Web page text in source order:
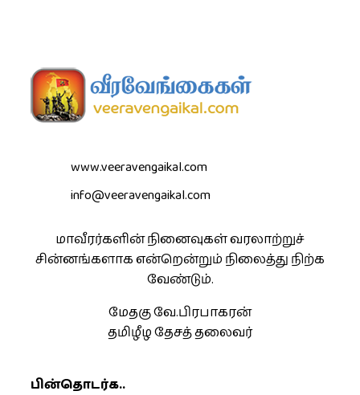
www.veeravengaikal.com
info@veeravengaikal.com
மாவீரர்களின் நினைவுகள் வரலாற்றுச்
சின்னங்களாக என்றென்றும் நிலைத்து நிற்க
வேண்டும்.
மேதகு வே.பிரபாகரன்
தமிழீழ தேசத் தலைவர்
பின்தொடர்க..